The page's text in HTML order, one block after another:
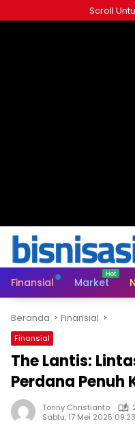
ke
Scroll
Finansial Market
Beranda Finansial
Finansial
The Lantis:
Perdana Penuh
Tonny Christianto
Sabtu, 17 Mei 2025 09:23